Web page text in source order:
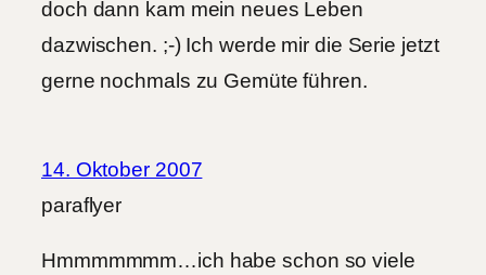
doch dann kam mein neues Leben
dazwischen. ;-) Ich werde mir die Serie jetzt
gerne nochmals zu Gemüte führen.
14. Oktober 2007
paraflyer
Hmmmmmmm…ich habe schon so viele